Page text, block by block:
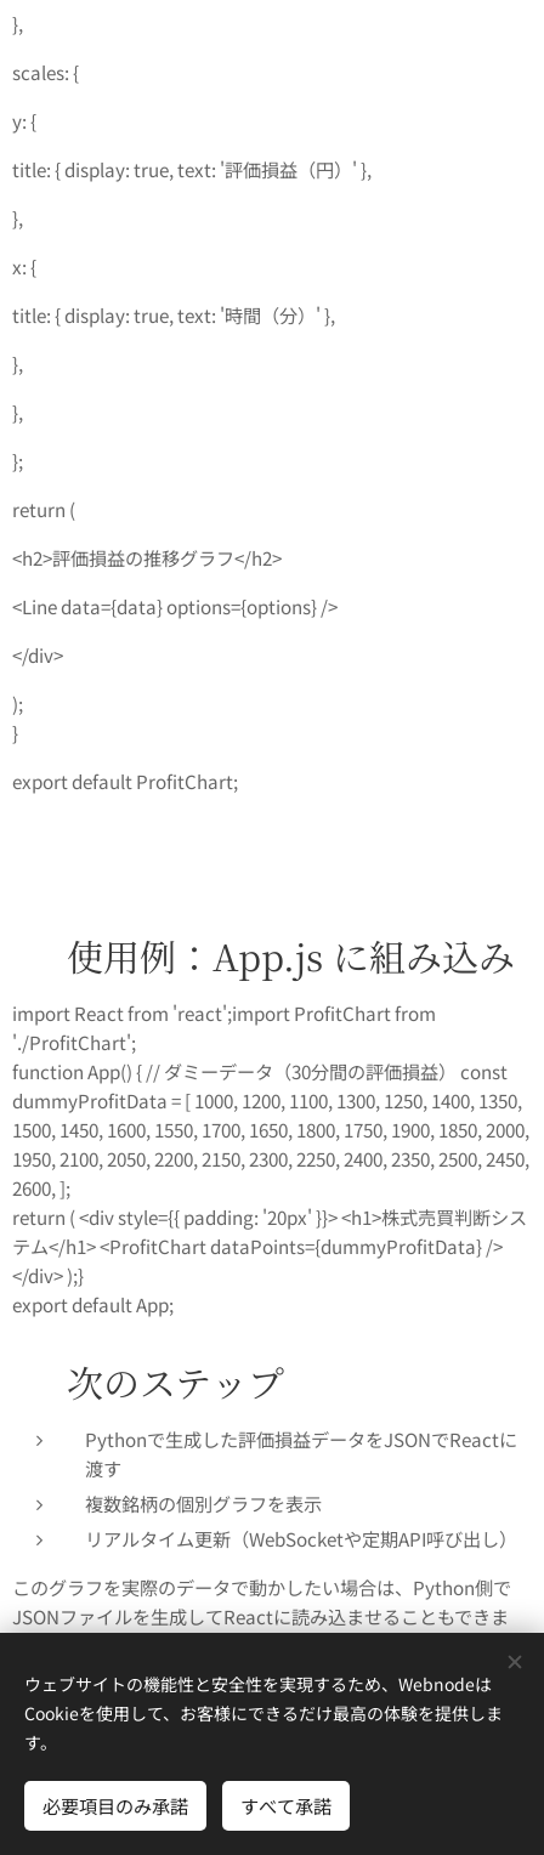
},
scales: {
y: {
title: { display: true, text: '評価損益（円）' },
},
x: {
title: { display: true, text: '時間（分）' },
},
},
};
return (
<h2>評価損益の推移グラフ</h2>
<Line data={data} options={options} />
</div>
);
}
export default ProfitChart;
🧪 使用例：App.js に組み込み
import React from 'react';import ProfitChart from
'./ProfitChart';
function App() { // ダミーデータ（30分間の評価損益） const
dummyProfitData = [ 1000, 1200, 1100, 1300, 1250, 1400, 1350,
1500, 1450, 1600, 1550, 1700, 1650, 1800, 1750, 1900, 1850, 2000,
1950, 2100, 2050, 2200, 2150, 2300, 2250, 2400, 2350, 2500, 2450,
2600, ];
return ( <div style={{ padding: '20px' }}> <h1>株式売買判断シス
テム</h1> <ProfitChart dataPoints={dummyProfitData} />
</div> );}
export default App;
✅ 次のステップ
Pythonで生成した評価損益データをJSONでReactに
渡す
複数銘柄の個別グラフを表示
リアルタイム更新（WebSocketや定期API呼び出し）
このグラフを実際のデータで動かしたい場合は、Python側で
JSONファイルを生成してReactに読み込ませることもできま
望があれば、すぐに対応できます！
どうしましょうか？次はデータ連携に進めますか？
UI（ユーザーインターフェース）のイメージ設計について、以
ウェブサイトの機能性と安全性を実現するため、Webnodeは
Cookieを使用して、お客様にできるだけ最高の体験を提供しま
す。
必要項目のみ承諾 すべて承諾